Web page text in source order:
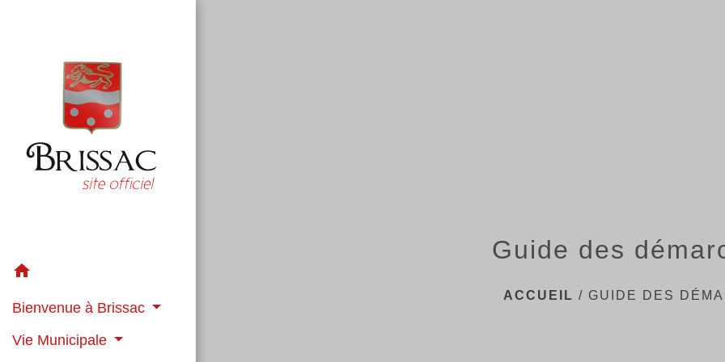
home
Bienvenue à Brissac
Vie Municipale
Guide des
ACCUEIL / GUIDE DES